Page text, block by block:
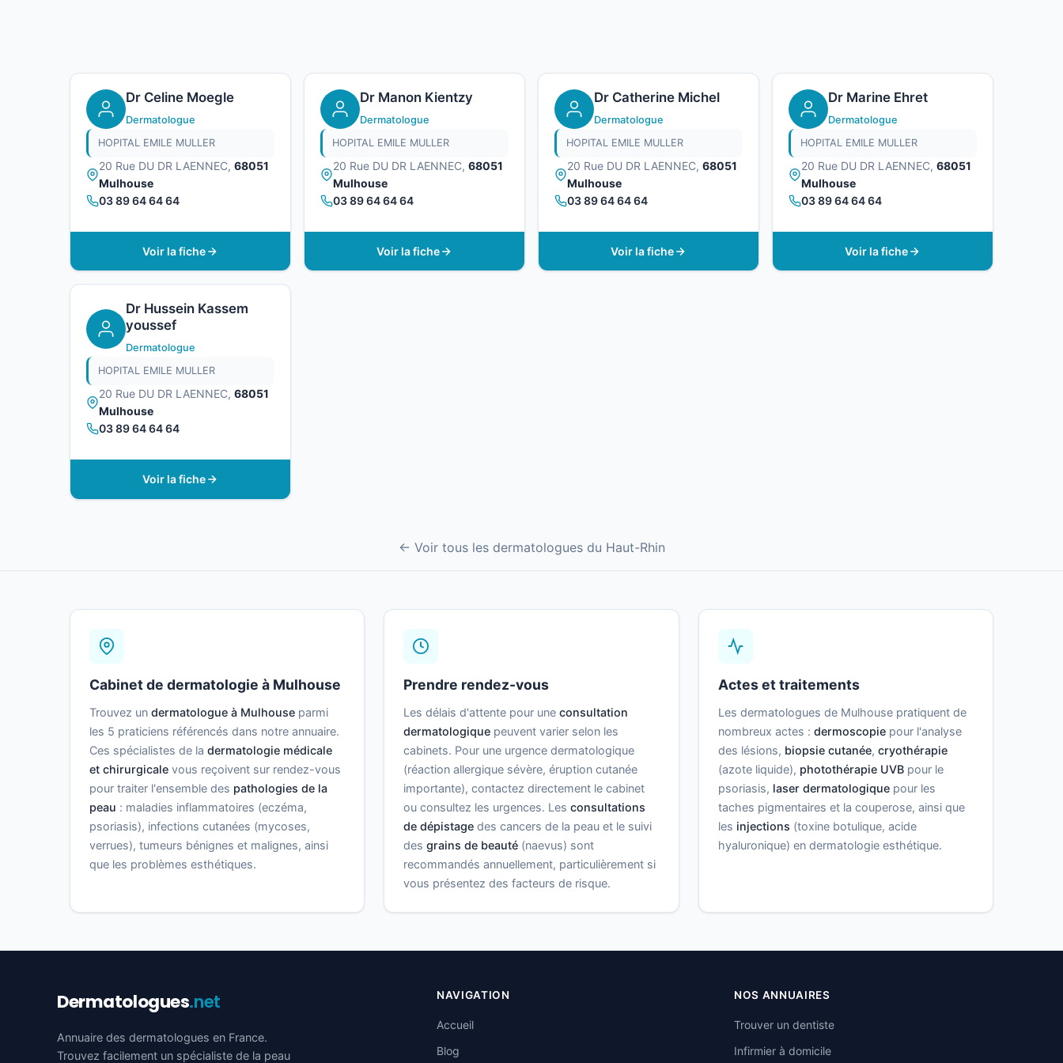
Dr Celine Moegle
Dermatologue
HOPITAL EMILE MULLER
20 Rue DU DR LAENNEC, 68051
Mulhouse
03 89 64 64 64
Voir la fiche
Dr Manon Kientzy
Dermatologue
HOPITAL EMILE MULLER
20 Rue DU DR LAENNEC, 68051
Mulhouse
03 89 64 64 64
Voir la fiche
Dr Catherine Michel
Dermatologue
HOPITAL EMILE MULLER
20 Rue DU DR LAENNEC, 68051
Mulhouse
03 89 64 64 64
Voir la fiche
Dr Marine Ehret
Dermatologue
HOPITAL EMILE MULLER
20 Rue DU DR LAENNEC, 68051
Mulhouse
03 89 64 64 64
Voir la fiche
Dr Hussein Kassem
youssef
Dermatologue
HOPITAL EMILE MULLER
20 Rue DU DR LAENNEC, 68051
Mulhouse
03 89 64 64 64
Voir la fiche
← Voir tous les dermatologues du Haut-Rhin
Cabinet de dermatologie à Mulhouse
Trouvez un dermatologue à Mulhouse parmi
les 5 praticiens référencés dans notre annuaire.
Ces spécialistes de la dermatologie médicale
et chirurgicale vous reçoivent sur rendez-vous
pour traiter l'ensemble des pathologies de la
peau : maladies inflammatoires (eczéma,
psoriasis), infections cutanées (mycoses,
verrues), tumeurs bénignes et malignes, ainsi
que les problèmes esthétiques.
Prendre rendez-vous
Les délais d'attente pour uneconsultation
dermatologique peuvent varier selon les
cabinets. Pour une urgence dermatologique
(réaction allergique sévère, éruption cutanée
importante), contactez directement le cabinet
ou consultez les urgences. Lesconsultations
de dépistage des cancers de la peau et le suivi
desgrains de beauté (naevus) sont
recommandés annuellement, particulièrement si
vous présentez des facteurs de risque.
Actes et traitements
Les dermatologues de Mulhouse pratiquent de
nombreux actes : dermoscopiepour l'analyse
des lésions, biopsie cutanée, cryothérapie
(azote liquide), photothérapie UVBpour le
psoriasis, laser dermatologiquepour les
taches pigmentaires et la couperose, ainsi que
les injections (toxine botulique, acide
hyaluronique) en dermatologie esthétique.
Dermatologues.net
Annuaire des dermatologues en France.
Trouvez facilement un spécialiste de la peau
NAVIGATION
Accueil
Blog
NOS ANNUAIRES
Trouver un dentiste
Infirmier à domicile